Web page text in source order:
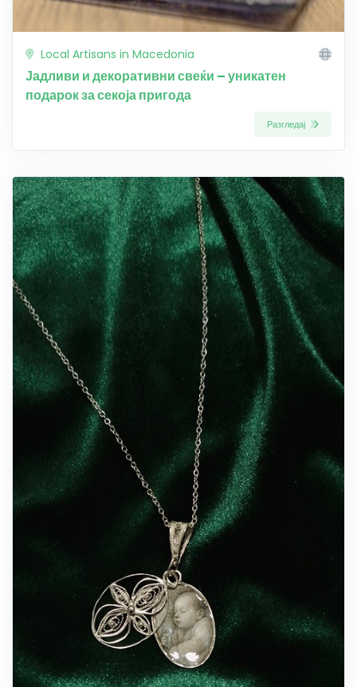
Local Artisans in Macedonia
Јадливи и декоративни свеќи – уникатен
подарок за секоја пригода
Разгледај